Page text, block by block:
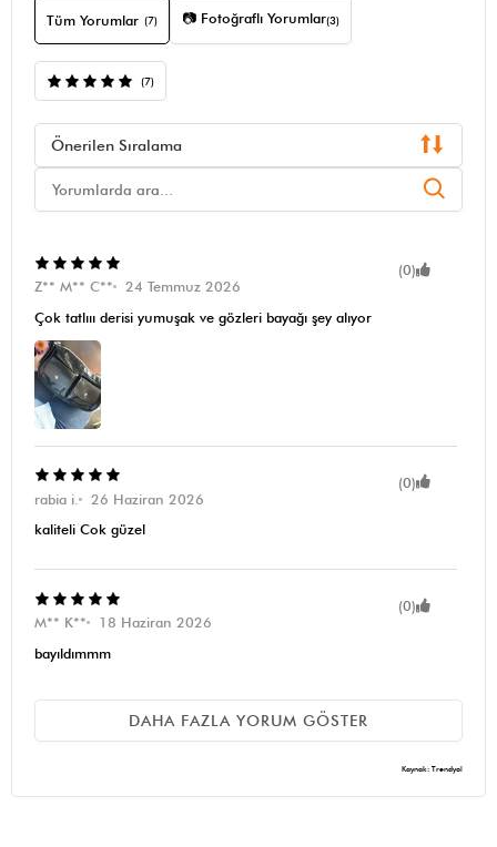
Tüm Yorumlar (7) 📷 Fotoğraflı Yorumlar(3)
(7)
Önerilen Sıralama
(0)
Z** M** C**
24 Temmuz 2026
Çok tatlııı derisi yumuşak ve gözleri bayağı şey alıyor
(0)
rabia i.
26 Haziran 2026
kaliteli Cok güzel
(0)
M** K**
18 Haziran 2026
bayıldımmm
**** ****
07 Mayıs 2026
DAHA FAZLA YORUM GÖSTER
Kaynak: Trendyol